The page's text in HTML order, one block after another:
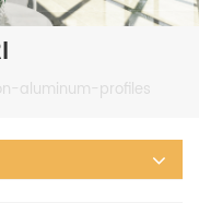
aluminum-profiles